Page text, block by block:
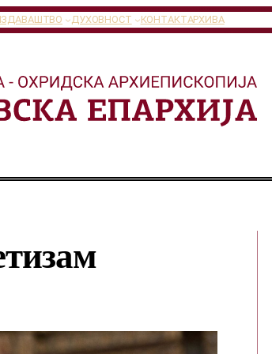
ДУХОВНОСТ КОНТАКТАРХИВА